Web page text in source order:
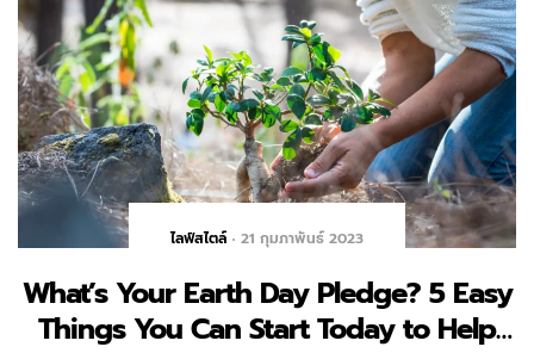
ไลฟ์สไตล์ 21 กุมภาพันธ์ 2023
What’s Your Earth Day Pledge? 5 Easy
Things You Can Start Today to Help